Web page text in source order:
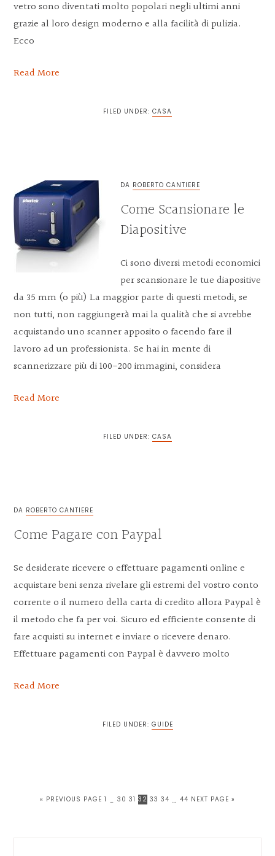
vetro sono diventati molto popolari negli ultimi anni
grazie al loro design moderno e alla facilità di pulizia.
Ecco
Read More
FILED UNDER: CASA
DA ROBERTO CANTIERE
Come Scansionare le
Diapositive
Ci sono diversi metodi economici
per scansionare le tue diapositive
da 35 mm (o più) La maggior parte di questi metodi, se
non tutti, non raggiungerà mai la qualità che si avrebbe
acquistando uno scanner apposito o facendo fare il
lavoro ad un professionista. Se hai in mente di
scannerizzare più di 100-200 immagini, considera
Read More
FILED UNDER: CASA
DA ROBERTO CANTIERE
Come Pagare con Paypal
Se desiderate ricevere o effettuare pagamenti online e
acquistare beni senza rivelare gli estremi del vostro conto
corrente o il numero della carta di credito allora Paypal è
il metodo che fa per voi. Sicuro ed efficiente consente di
fare acquisti su internet e inviare o ricevere denaro.
Effettuare pagamenti con Paypal è davvero molto
Read More
FILED UNDER: GUIDE
« GO
PREVIOUS PAGE PAGE
1 INTERIM
… PAGE
30 PAGE
31 PAGE
32 PAGE
33 PAGE
34 INTERIM
… PAGE
44 GO
NEXT PAGE »